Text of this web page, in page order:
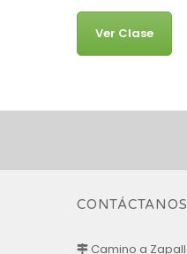
Ver Clase
CONTÁCTANOS
Camino a